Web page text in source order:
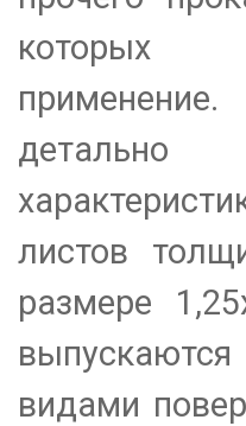
которых
детально
листов
размере
видами